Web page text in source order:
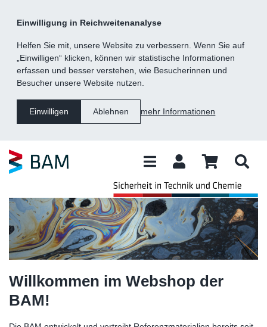
Einwilligung in Reichweitenanalyse
Helfen Sie mit, unsere Website zu verbessern. Wenn Sie auf
„Einwilligen“ klicken, können wir statistische Informationen
erfassen und besser verstehen, wie Besucherinnen und
Besucher unsere Website nutzen.
Einwilligen Ablehnen mehr Informationen
Suche
Inhalt
Kategorie
Fußzeile
Willkommen im Webshop der
BAM!